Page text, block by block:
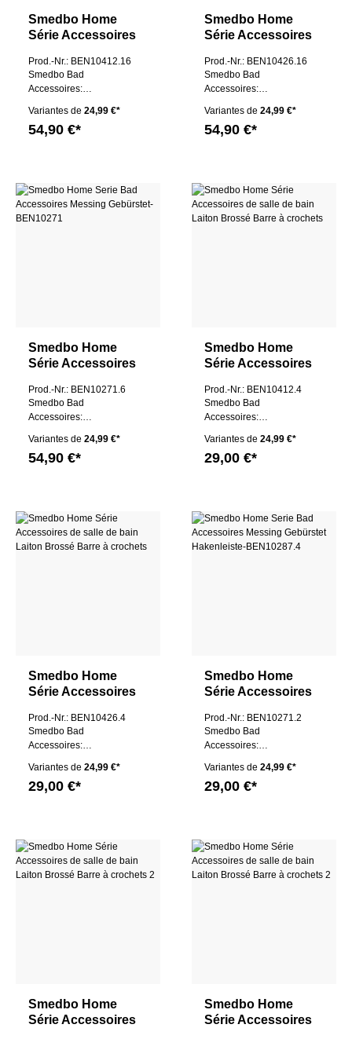
Smedbo Home
Série Accessoires
Laiton Brossé
Anneau porte-
Prod.-Nr.: BEN10412.16
Smedbo Bad
Accessoires:
Variantes de 24,99 €*
54,90 €*
Smedbo Home
Série Accessoires
Laiton Brossé
Anneau porte-
Prod.-Nr.: BEN10426.16
Smedbo Bad
Accessoires:
Variantes de 24,99 €*
54,90 €*
Smedbo Home
Série Accessoires
Laiton Brossé
Anneau porte-
Prod.-Nr.: BEN10271.6
Smedbo Bad
Accessoires:
Variantes de 24,99 €*
54,90 €*
Smedbo Home
Série Accessoires
Laiton Brossé
Barre à crochets
Prod.-Nr.: BEN10412.4
Smedbo Bad
Accessoires:
Variantes de 24,99 €*
29,00 €*
Smedbo Home
Série Accessoires
Laiton Brossé
Barre à crochets
Prod.-Nr.: BEN10426.4
Smedbo Bad
Accessoires:
Variantes de 24,99 €*
29,00 €*
Smedbo Home
Série Accessoires
Laiton Brossé
Barre à crochets
Prod.-Nr.: BEN10271.2
Smedbo Bad
Accessoires:
Variantes de 24,99 €*
29,00 €*
Smedbo Home
Série Accessoires
Smedbo Home
Série Accessoires